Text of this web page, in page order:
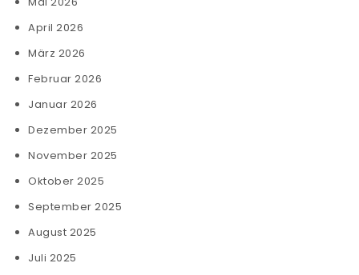
April 2026
März 2026
Februar 2026
Januar 2026
Dezember 2025
November 2025
Oktober 2025
September 2025
August 2025
Juli 2025